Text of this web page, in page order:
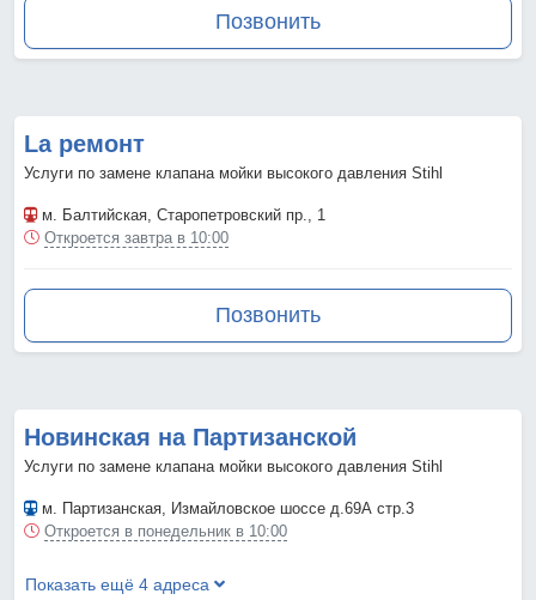
Позвонить
La ремонт
Услуги по замене клапана мойки высокого давления Stihl
м. Балтийская, Старопетровский пр., 1
Откроется завтра в 10:00
Позвонить
Новинская на Партизанской
Услуги по замене клапана мойки высокого давления Stihl
м. Партизанская, Измайловское шоссе д.69А стр.3
Откроется в понедельник в 10:00
Показать ещё 4 адреса